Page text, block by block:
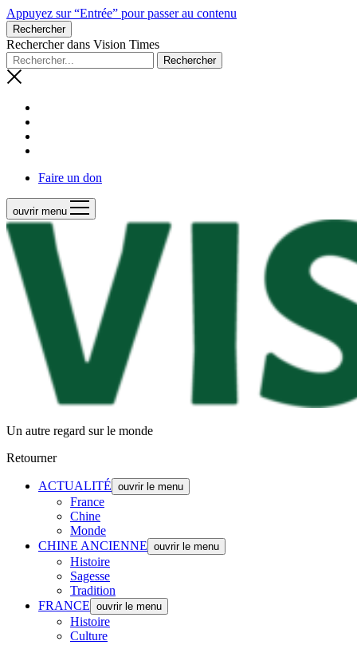
Appuyez sur “Entrée” pour passer au contenu
Rechercher
Rechercher dans Vision Times
Faire un don
ouvrir menu
Un autre regard sur le monde
Retourner
ACTUALITÉ ouvrir le menu
France
Chine
Monde
CHINE ANCIENNE ouvrir le menu
Histoire
Sagesse
Tradition
FRANCE ouvrir le menu
Histoire
Culture